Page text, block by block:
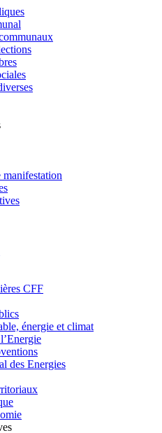
manifestation
CFF
énergie et climat
des Energies